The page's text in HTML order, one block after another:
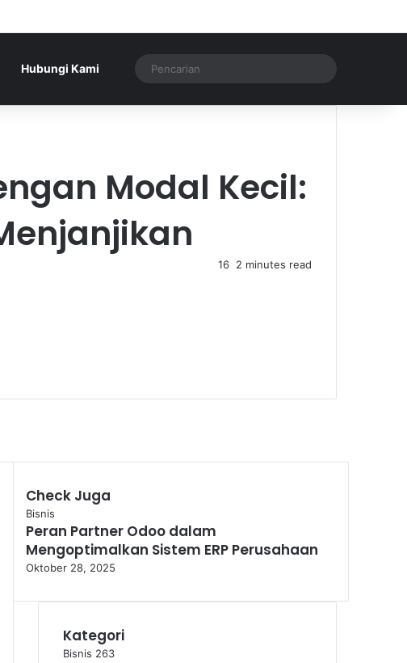
Hubungi Kami Artikel Acak
Modal Kecil:
16 2 minutes read
Check Juga
Close
Bisnis
Peran Partner Odoo dalam
Mengoptimalkan Sistem ERP Perusahaan
Oktober 28, 2025
Kategori
Bisnis 263